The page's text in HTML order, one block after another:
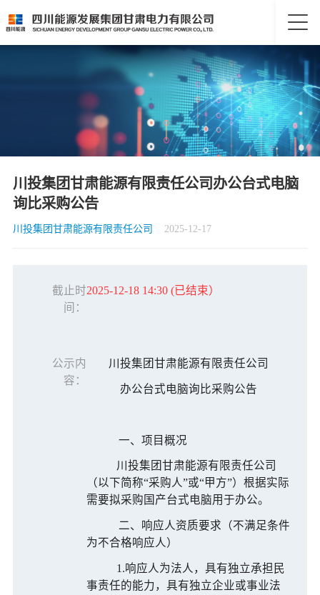
川投集团甘肃能源有限责任公司办公台式电脑
询比采购公告
川投集团甘肃能源有限责任公司 2025-12-17
截止时
间：
2025-12-18 14:30 (已结束）
公示内
容：
川投集团甘肃能源有限责任公司
办公台式电脑询比采购公告
一、项目概况
川投集团甘肃能源有限责任公司
（以下简称“采购人”或“甲方”）根据实际
需要拟采购国产台式电脑用于办公。
二、响应人资质要求（不满足条件
为不合格响应人）
1.响应人为法人，具有独立承担民
事责任的能力，具有独立企业或事业法